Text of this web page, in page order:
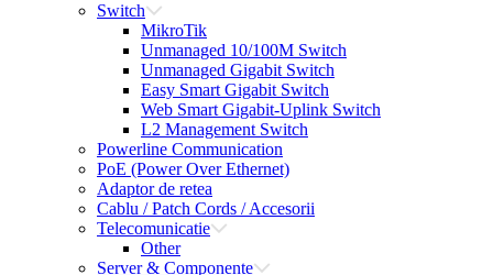
Switch
MikroTik
Unmanaged 10/100M Switch
Unmanaged Gigabit Switch
Easy Smart Gigabit Switch
Web Smart Gigabit-Uplink Switch
L2 Management Switch
Powerline Communication
PoE (Power Over Ethernet)
Adaptor de retea
Cablu / Patch Cords / Accesorii
Telecomunicatie
Other
Server & Componente